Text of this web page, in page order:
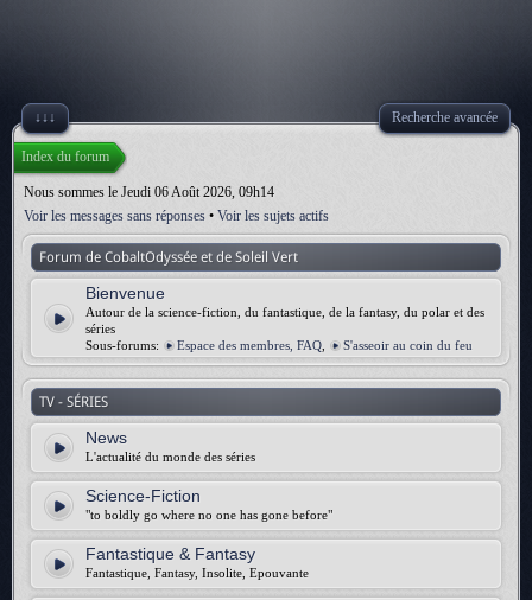
↓↓↓ Recherche avancée
Index du forum
Nous sommes le Jeudi 06 Août 2026, 09h14
Voir les messages sans réponses • Voir les sujets actifs
Forum de CobaltOdyssée et de Soleil Vert
Bienvenue
Autour de la science-fiction, du fantastique, de la fantasy, du polar et des
séries
Sous-forums:
Espace des membres, FAQ S'asseoir au coin du feu
TV - SÉRIES
News
L'actualité du monde des séries
Science-Fiction
"to boldly go where no one has gone before"
Fantastique & Fantasy
Fantastique, Fantasy, Insolite, Epouvante